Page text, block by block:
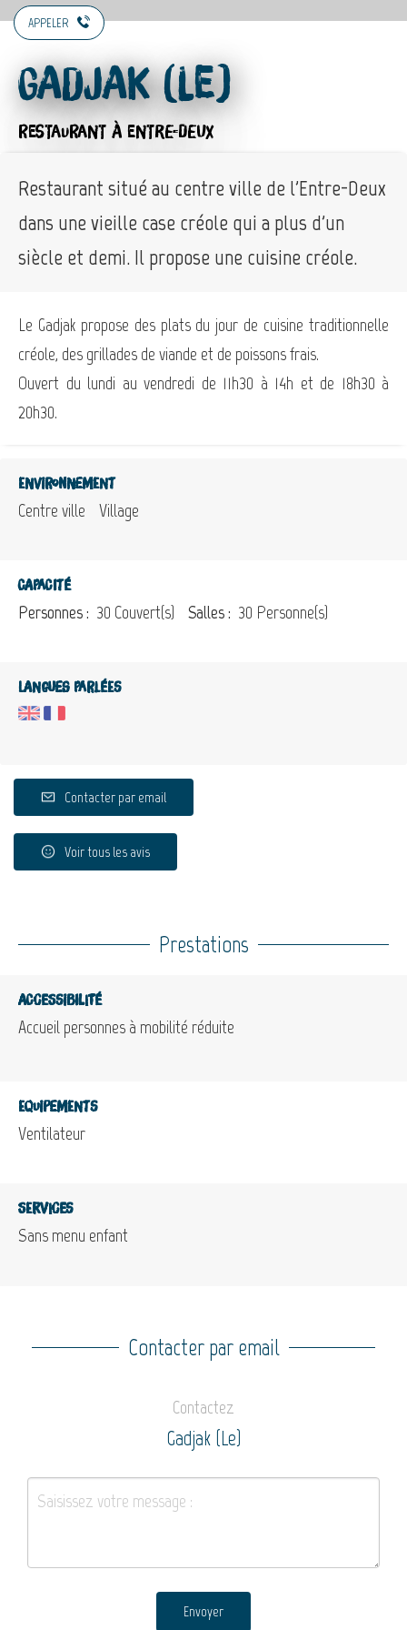
APPELER
Gadjak (Le)
RESTAURANT À ENTRE-DEUX
Restaurant situé au centre ville de l'Entre-Deux
dans une vieille case créole qui a plus d'un
siècle et demi. Il propose une cuisine créole.
Le Gadjak propose des plats du jour de cuisine traditionnelle
créole, des grillades de viande et de poissons frais.
Ouvert du lundi au vendredi de 11h30 à 14h et de 18h30 à
20h30.
Environnement
Centre ville Village
Capacité
Personnes : 30 Couvert(s) Salles : 30 Personne(s)
Langues parlées
Contacter par email
Voir tous les avis
Prestations
Accessibilité
Accueil personnes à mobilité réduite
Equipements
Ventilateur
Services
Sans menu enfant
Contacter par email
Contactez
Gadjak (Le)
Envoyer